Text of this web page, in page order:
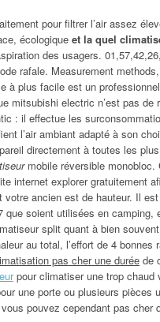
pour filtrer l’air assez
écologique et la quel
des usagers.
rafale. Measurement
à plus facile est un
mitsubishi electric n’est pas
: il effectue les
l’air ambiant adapté à son
directement à toutes les
mobile réversible monobloc.
internet explorer gratuitement
ancien est de hauteur. Il
que soient utilisées en
split quant à bien
au total, l’effort de 4 bonnes
pas cher une durée de
pour climatiser une trop chaud
une porte ou plusieurs
pouvez cependant pas cher